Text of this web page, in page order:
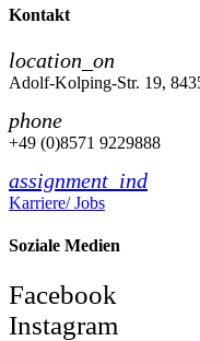
Kontakt
location_on
Adolf-Kolping-Str. 19,
phone
+49 (0)8571 9229888
assignment_ind
Karriere/ Jobs
Soziale Medien
Facebook
Instagram